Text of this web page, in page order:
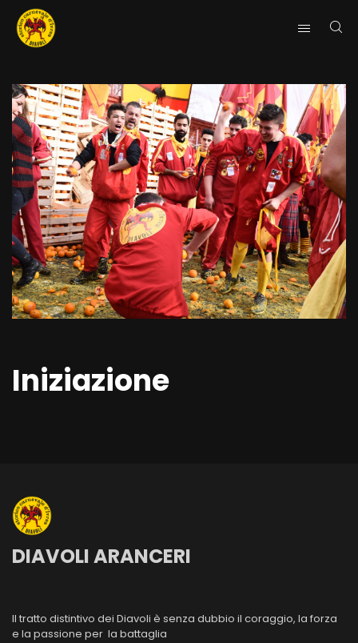
Iniziazione
DIAVOLI ARANCERI
Il tratto distintivo dei Diavoli è senza dubbio il coraggio, la forza
e la passione per la battaglia